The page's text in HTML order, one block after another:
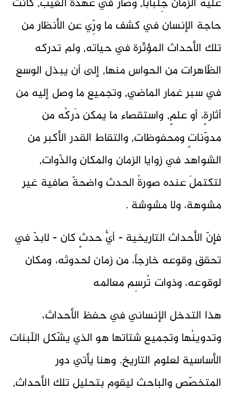
حاجة الإنسان في كشف ما ورِّي عن الأنظار من
تلك الأحداث المؤثّرة في حياته, ولم تدركه
الظّاهرات من الحواس منها, إلى أن يبذل الوسع
في سبر غمار الماضي, وتجميع ما وصل إليه من
أثارةٍ، أو علمٍ, واستقصاء ما يمكن دَركُه من
مدوّناتٍ ومحفوظات, والتقاط القدر الأكبر من
الشواهد في زوايا الزمان والمكان والذّوات,
لتكتملَ عنده صورةُ الحدث واضحةً صافية غير
مشوهة، ولا مشوشة .
فإنّ الأحداث التاريخية - أيُّ حدثٍ كان - لابدّ في
تحقق وقوعه خارجاً، من زمان لحدوثه، ومكان
لوقوعه، وذوات تُرسِم معالمه
هذا التدخل الإنساني في حفظ الأحداث،
وتدوينُها وتجميع شتاتها هو الذي يشّكل اللّبنات
الأساسية لعلوم التاريخ. وهنا يأتي دور
المتخصّص والباحث ليقوم بتحليل تلك الأحداث,